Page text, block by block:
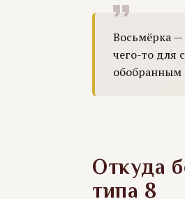
Восьмёрка —
чего-то для
Откуда
типа 8